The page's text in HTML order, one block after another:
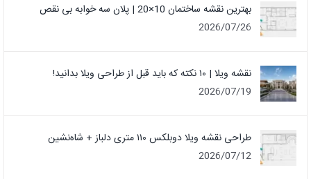
بهترین نقشه ساختمان 10×20 | پلان سه خوابه بی نقص
2026/07/26
نقشه ویلا | ۱۰ نکته که باید قبل از طراحی ویلا بدانید!
2026/07/19
طراحی نقشه ویلا دوبلکس ۱۱۰ متری دلباز + شاه‌نشین
2026/07/12